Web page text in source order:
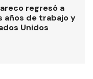
regresó a
años de trabajo y
Unidos